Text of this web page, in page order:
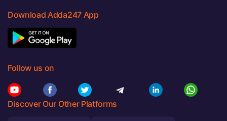
Download Adda247 App
Follow us on
Discover Our Other Platforms